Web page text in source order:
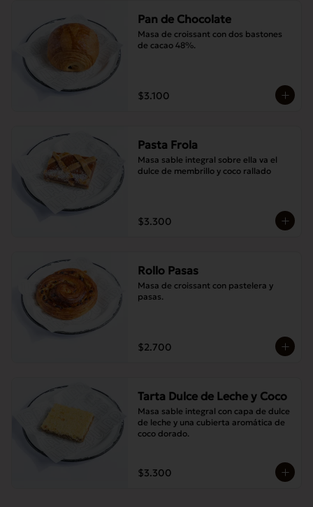
Pan de Chocolate
Masa de croissant con dos bastones
de cacao 48%.
$3.100
Pasta Frola
Masa sable integral sobre ella va el
dulce de membrillo y coco rallado
$3.300
Rollo Pasas
Masa de croissant con pastelera y
pasas.
$2.700
Tarta Dulce de Leche y Coco
Masa sable integral con capa de dulce
de leche y una cubierta aromática de
coco dorado.
$3.300